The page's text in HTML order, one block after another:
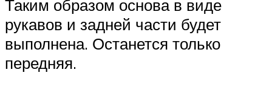
Таким образом основа в виде
рукавов и задней части будет
выполнена. Останется только
передняя.